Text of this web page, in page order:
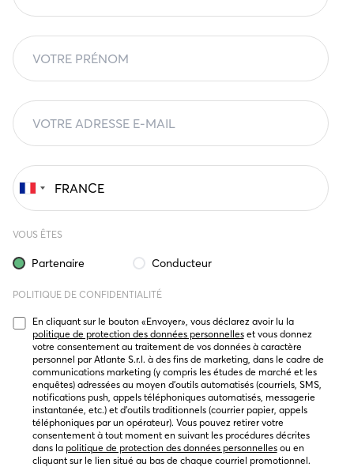
VOUS ÊTES
Partenaire Conducteur
POLITIQUE DE CONFIDENTIALITÉ
En cliquant sur le bouton « Envoyer », vous déclarez avoir lu la
politique de protection des données personnelles et vous donnez
votre consentement au traitement de vos données à caractère
personnel par Atlante S.r.l. à des fins de marketing, dans le cadre de
communications marketing (y compris les études de marché et les
enquêtes) adressées au moyen d’outils automatisés (courriels, SMS,
notifications push, appels téléphoniques automatisés, messagerie
instantanée, etc.) et d’outils traditionnels (courrier papier, appels
téléphoniques par un opérateur). Vous pouvez retirer votre
consentement à tout moment en suivant les procédures décrites
dans la politique de protection des données personnelles ou en
cliquant sur le lien situé au bas de chaque courriel promotionnel.